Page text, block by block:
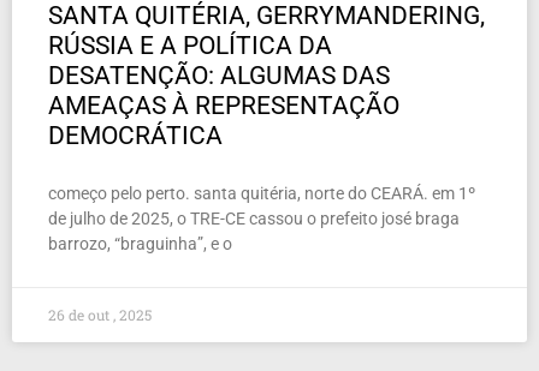
SANTA QUITÉRIA, GERRYMANDERING,
RÚSSIA E A POLÍTICA DA
DESATENÇÃO: ALGUMAS DAS
AMEAÇAS À REPRESENTAÇÃO
DEMOCRÁTICA
começo pelo perto. santa quitéria, norte do CEARÁ. em 1º
de julho de 2025, o TRE-CE cassou o prefeito josé braga
barrozo, “braguinha”, e o
26 de out , 2025